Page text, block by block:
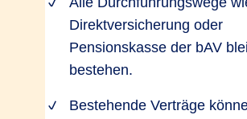
pauschal 15 % in den
Arbeitnehmers als
Regelung ab 2022. Ein
Direktversicherung oder
Pensionskasse der bAV
bestehen.
Bestehende Verträge